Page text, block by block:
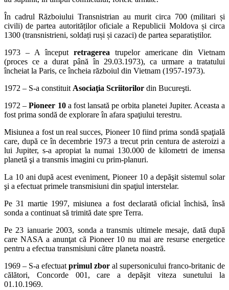
În cadrul Războiului Transnistrian au murit circa 700 (militari și
civili) de partea autorităților oficiale a Republicii Moldova și circa
1300 (transnistrieni, soldați ruși și cazaci) de partea separatiștilor.
1973 – A început retragerea trupelor americane din Vietnam
(proces ce a durat până în 29.03.1973), ca urmare a tratatului
încheiat la Paris, ce încheia războiul din Vietnam (1957-1973).
1972 – S-a constituit Asociaţia Scriitorilor din Bucureşti.
1972 –Pioneer 10a fost lansată pe orbita planetei Jupiter. Aceasta a
fost prima sondă de explorare în afara spaţiului terestru.
Misiunea a fost un real succes, Pioneer 10 fiind prima sondă spaţială
care, după ce în decembrie 1973 a trecut prin centura de asteroizi a
lui Jupiter, s-a apropiat la numai 130.000 de kilometri de imensa
planetă şi a transmis imagini cu prim-planuri.
La 10 ani după acest eveniment, Pioneer 10 a depăşit sistemul solar
şi a efectuat primele transmisiuni din spaţiul interstelar.
Pe 31 martie 1997, misiunea a fost declarată oficial închisă, însă
sonda a continuat să trimită date spre Terra.
Pe 23 ianuarie 2003, sonda a transmis ultimele mesaje, dată după
care NASA a anunţat că Pioneer 10 nu mai are resurse energetice
pentru a efectua transmisiuni către planeta noastră.
1969 – S-a efectuat primul zbor al supersonicului franco-britanic de
călători, Concorde 001, care a depăşit viteza sunetului la
01.10.1969.